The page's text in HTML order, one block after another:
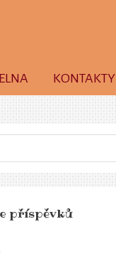
KONTAKTY
příspěvků